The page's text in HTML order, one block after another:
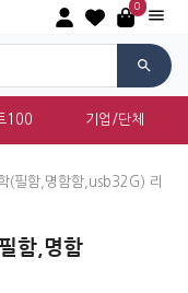
0
100 기업/단체
(필함,명함함,usb32G) 리
함,명함